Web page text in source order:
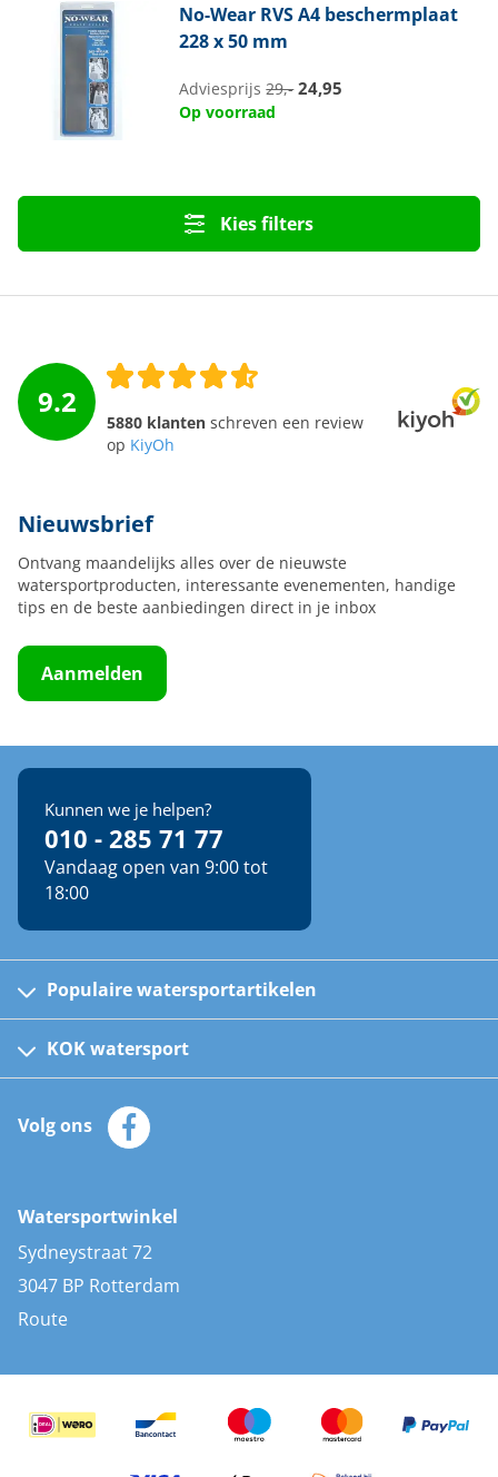
No-Wear RVS A4 beschermplaat
228 x 50 mm
Adviesprijs29,- 24,95
Op voorraad
Kies filters
9.2
5880 klanten schreven een review
op KiyOh
Nieuwsbrief
Ontvang maandelijks alles over de nieuwste
watersportproducten, interessante evenementen, handige
tips en de beste aanbiedingen direct in je inbox
Aanmelden
Kunnen we je helpen?
010 - 285 71 77
Vandaag open van 9:00 tot
18:00
Populaire watersportartikelen
Kinder reddingsvesten
Automatische reddingsvesten
Zeilkleding
Zonnepanelen
AIS transponders
Stootwillen en fenders
Bootkussens
Zwemtrappen
KOK watersport
Klantenservice
Merken
Volg ons
Watersportwinkel
Sydneystraat 72
3047 BP Rotterdam
Route